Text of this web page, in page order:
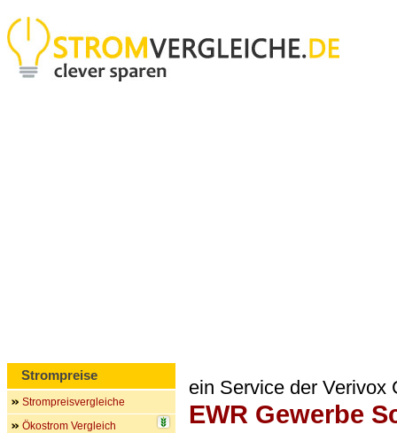
ein Service der Verivox
EWR Gewerbe
Strompreise
Strompreisvergleiche
Ökostrom Vergleich